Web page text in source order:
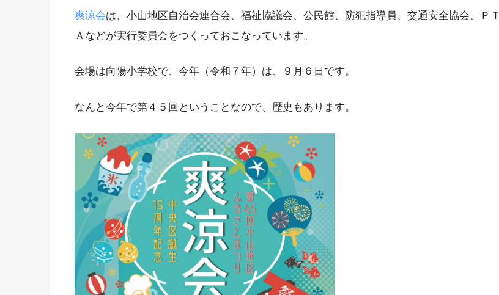
爽涼会は、小山地区自治会連合会、福祉協議会、公民館、防犯指導員、交通安全協会、ＰＴ
Ａなどが実行委員会をつくっておこなっています。
会場は向陽小学校で、今年（令和７年）は、９月６日です。
なんと今年で第４５回ということなので、歴史もあります。